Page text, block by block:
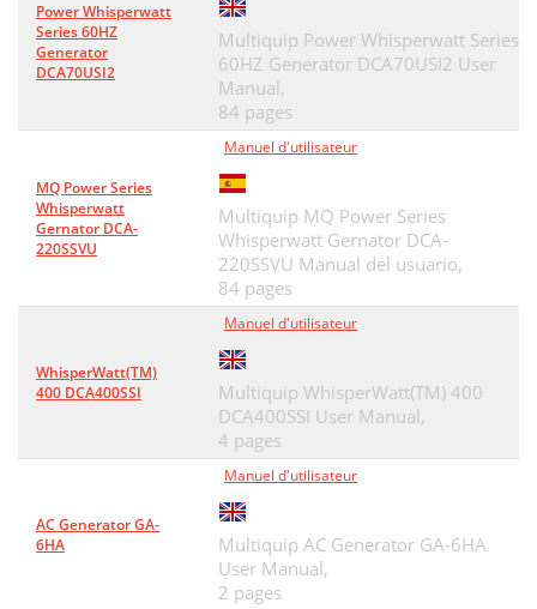
Power Whisperwatt
Series 60HZ
Generator
DCA70USI2
Multiquip Power Whisperwatt Series
60HZ Generator DCA70USI2 User
Manual,
84 pages
MQ Power Series
Whisperwatt
Gernator DCA-
220SSVU
Manuel d'utilisateur
Multiquip MQ Power Series
Whisperwatt Gernator DCA-
220SSVU Manual del usuario,
84 pages
WhisperWatt(TM)
400 DCA400SSI
Manuel d'utilisateur
Multiquip WhisperWatt(TM) 400
DCA400SSI User Manual,
4 pages
AC Generator GA-
6HA
Manuel d'utilisateur
Multiquip AC Generator GA-6HA
User Manual,
2 pages